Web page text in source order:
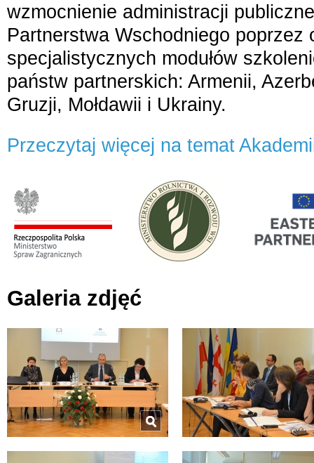
wzmocnienie administracji
Partnerstwa Wschodniego poprzez
specjalistycznych modułów
państw partnerskich: Armenii,
Gruzji, Mołdawii i Ukrainy.
Przeczytaj więcej na temat
Galeria zdjęć